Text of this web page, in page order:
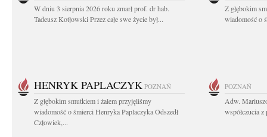
W dniu 3 sierpnia 2026 roku zmarł prof. dr hab.
Tadeusz Kotłowski Przez całe swe życie był...
Z głębokim
wiadomość o
HENRYK PAPLACZYK POZNAŃ
Z głębokim smutkiem i żalem przyjęliśmy
wiadomość o śmierci Henryka Paplaczyka Odszedł
Człowiek,...
POZNAŃ
Adw.
współczucia